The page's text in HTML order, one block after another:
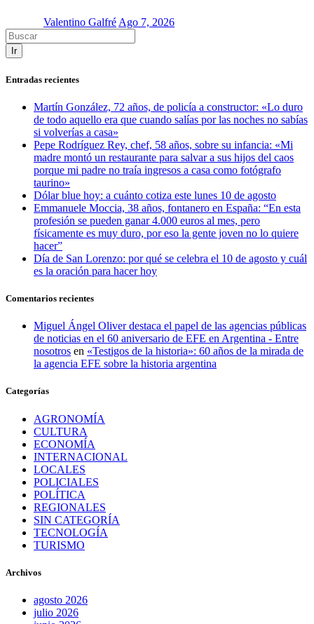
Valentino GalfréAgo 7, 2026
Ir
Entradas recientes
Martín González, 72 años, de policía a constructor: «Lo duro
de todo aquello era que cuando salías por las noches no sabías
si volverías a casa»
Pepe Rodríguez Rey, chef, 58 años, sobre su infancia: «Mi
madre montó un restaurante para salvar a sus hijos del caos
porque mi padre no traía ingresos a casa como fotógrafo
taurino»
Dólar blue hoy: a cuánto cotiza este lunes 10 de agosto
Emmanuele Moccia, 38 años, fontanero en España: “En esta
profesión se pueden ganar 4.000 euros al mes, pero
físicamente es muy duro, por eso la gente joven no lo quiere
hacer”
Día de San Lorenzo: por qué se celebra el 10 de agosto y cuál
es la oración para hacer hoy
Comentarios recientes
Miguel Ángel Oliver destaca el papel de las agencias públicas
de noticias en el 60 aniversario de EFE en Argentina - Entre
nosotros en «Testigos de la historia»: 60 años de la mirada de
la agencia EFE sobre la historia argentina
Categorías
AGRONOMÍA
CULTURA
ECONOMÍA
INTERNACIONAL
LOCALES
POLICIALES
POLÍTICA
REGIONALES
SIN CATEGORÍA
TECNOLOGÍA
TURISMO
Archivos
agosto 2026
julio 2026